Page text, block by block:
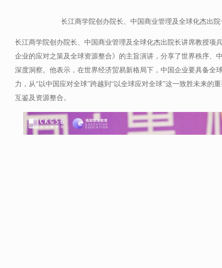
长江商学院创办院长、中国商业管理及全球化杰出
长江商学院创办院长、中国商业管理及全球化杰出院长讲席教授项
企业的应对之策及全球资源整合》的主旨演讲，分享了世界秩序、
深度洞察。他表示，在世界经济贸易新格局下，中国企业要具备全
力，从“以中国应对全球”跨越到“以全球应对全球”这一致胜未来的
互鉴及资源整合。